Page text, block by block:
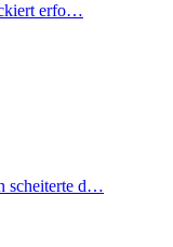
erfo…
scheiterte d…